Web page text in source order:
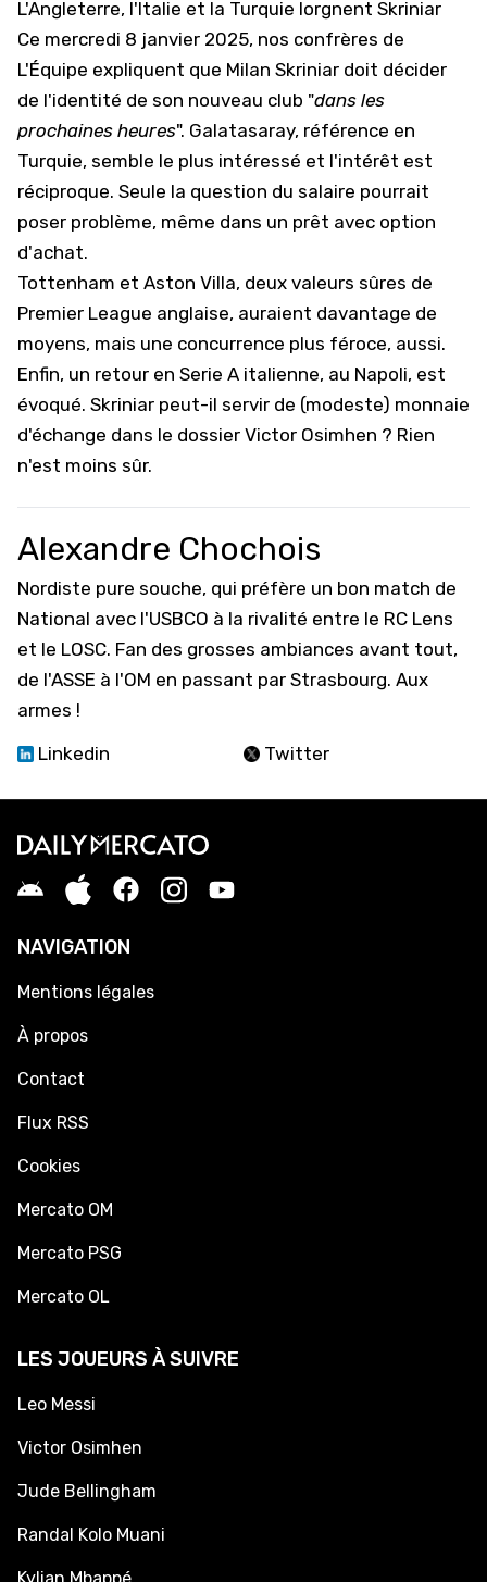
L'Angleterre, l'Italie et la Turquie lorgnent Skriniar
Ce mercredi 8 janvier 2025, nos confrères de
L'Équipe expliquent que Milan Skriniar doit décider
de l'identité de son nouveau club "dans les
prochaines heures". Galatasaray, référence en
Turquie, semble le plus intéressé et l'intérêt est
réciproque. Seule la question du salaire pourrait
poser problème, même dans un prêt avec option
d'achat.
Tottenham et Aston Villa, deux valeurs sûres de
Premier League anglaise, auraient davantage de
moyens, mais une concurrence plus féroce, aussi.
Enfin, un retour en Serie A italienne, au Napoli, est
évoqué. Skriniar peut-il servir de (modeste) monnaie
d'échange dans le dossier Victor Osimhen ? Rien
n'est moins sûr.
Alexandre Chochois
Nordiste pure souche, qui préfère un bon match de
National avec l'USBCO à la rivalité entre le RC Lens
et le LOSC. Fan des grosses ambiances avant tout,
de l'ASSE à l'OM en passant par Strasbourg. Aux
armes !
Linkedin
Twitter
NAVIGATION
Mentions légales
À propos
Contact
Flux RSS
Cookies
Mercato OM
Mercato PSG
Mercato OL
LES JOUEURS À SUIVRE
Leo Messi
Victor Osimhen
Jude Bellingham
Randal Kolo Muani